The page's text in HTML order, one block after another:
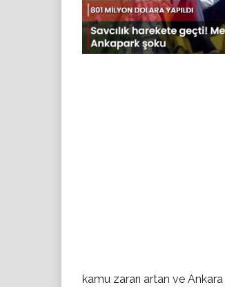
kamu zararı artan ve